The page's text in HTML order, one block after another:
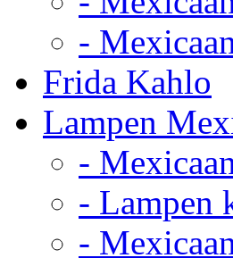
-
Frida Kahlo
Lampen
-
- Lampen
-